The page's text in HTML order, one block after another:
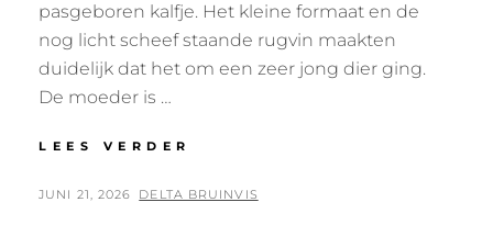
pasgeboren kalfje. Het kleine formaat en de
nog licht scheef staande rugvin maakten
duidelijk dat het om een zeer jong dier ging.
De moeder is …
LEES VERDER
VAN
GEPLAATST
JUNI 21, 2026 BY
DELTA BRUINVIS